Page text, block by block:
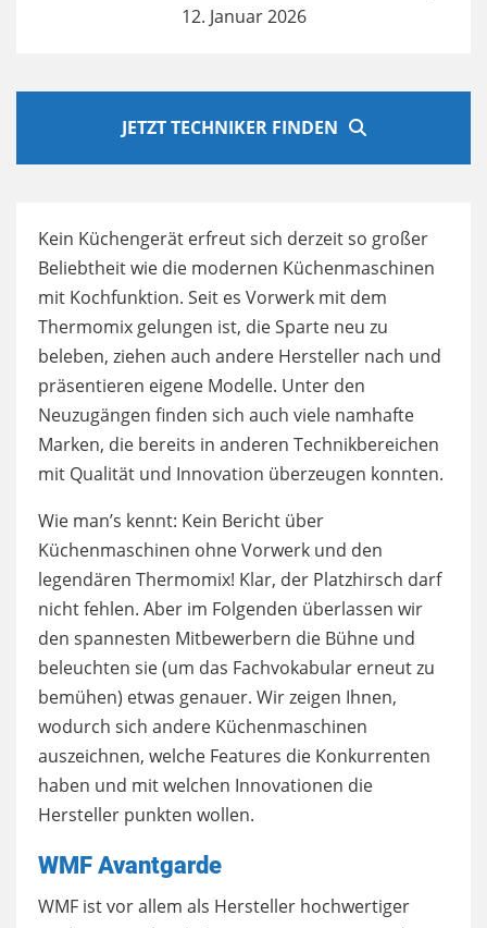
12. Januar 2026
JETZT TECHNIKER FINDEN
Kein Küchengerät erfreut sich derzeit so großer
Beliebtheit wie die modernen Küchenmaschinen
mit Kochfunktion. Seit es Vorwerk mit dem
Thermomix gelungen ist, die Sparte neu zu
beleben, ziehen auch andere Hersteller nach und
präsentieren eigene Modelle. Unter den
Neuzugängen finden sich auch viele namhafte
Marken, die bereits in anderen Technikbereichen
mit Qualität und Innovation überzeugen konnten.
Wie man’s kennt: Kein Bericht über
Küchenmaschinen ohne Vorwerk und den
legendären Thermomix! Klar, der Platzhirsch darf
nicht fehlen. Aber im Folgenden überlassen wir
den spannesten Mitbewerbern die Bühne und
beleuchten sie (um das Fachvokabular erneut zu
bemühen) etwas genauer. Wir zeigen Ihnen,
wodurch sich andere Küchenmaschinen
auszeichnen, welche Features die Konkurrenten
haben und mit welchen Innovationen die
Hersteller punkten wollen.
WMF Avantgarde
WMF ist vor allem als Hersteller hochwertiger